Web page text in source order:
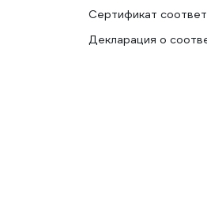
Сертификат
Декларация о